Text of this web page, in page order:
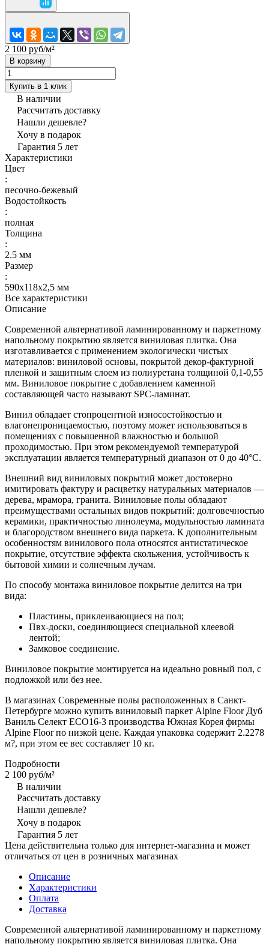
2 100 руб/м²
В корзину
Купить в 1 клик
В наличии
Рассчитать доставку
Нашли дешевле?
Хочу в подарок
Гарантия 5 лет
Характеристики
Цвет
:
песочно-бежевый
Водостойкость
:
полная
Толщина
:
2.5 мм
Размер
:
590x118x2,5 мм
Все характеристики
Описание
Современной альтернативой ламинированному и паркетному
напольному покрытию является виниловая плитка. Она
изготавливается с применением экологически чистых
материалов: виниловой основы, покрытой декор-фактурной
пленкой и защитным слоем из полиуретана толщиной 0,1-0,55
мм. Виниловое покрытие с добавлением каменной
составляющей часто называют SPC-ламинат.
Винил обладает стопроцентной износостойкостью и
влагонепроницаемостью, поэтому может использоваться в
помещениях с повышенной влажностью и большой
проходимостью. При этом рекомендуемой температурой
эксплуатации является температурный диапазон от 0 до 40°С.
Внешний вид виниловых покрытий может достоверно
имитировать фактуру и расцветку натуральных материалов —
дерева, мрамора, гранита. Виниловые полы обладают
преимуществами остальных видов покрытий: долговечностью
керамики, практичностью линолеума, модульностью ламината
и благородством внешнего вида паркета. К дополнительным
особенностям винилового пола относятся антистатическое
покрытие, отсутствие эффекта скольжения, устойчивость к
бытовой химии и солнечным лучам.
По способу монтажа виниловое покрытие делится на три
вида:
Пластины, приклеивающиеся на пол;
Пвх-доски, соединяющиеся специальной клеевой
лентой;
Замковое соединение.
Виниловое покрытие монтируется на идеально ровный пол, с
подложкой или без нее.
В магазинах Современные полы расположенных в Санкт-
Петербурге можно купить виниловый паркет Alpine Floor Дуб
Ваниль Селект ECO16-3 производства Южная Корея фирмы
Alpine Floor по низкой цене. Каждая упаковка содержит 2.2278
м?, при этом ее вес составляет 10 кг.
Подробности
2 100 руб/м²
В наличии
Рассчитать доставку
Нашли дешевле?
Хочу в подарок
Гарантия 5 лет
Цена действительна только для интернет-магазина и может
отличаться от цен в розничных магазинах
Описание
Характеристики
Оплата
Доставка
Современной альтернативой ламинированному и паркетному
напольному покрытию является виниловая плитка. Она